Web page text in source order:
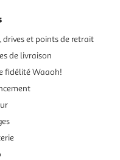
drives et points de retrait
de livraison
fidélité Waaoh!